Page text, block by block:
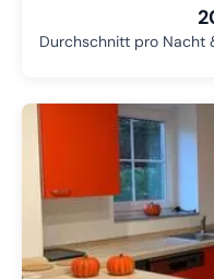
Durchschnitt pro Nacht